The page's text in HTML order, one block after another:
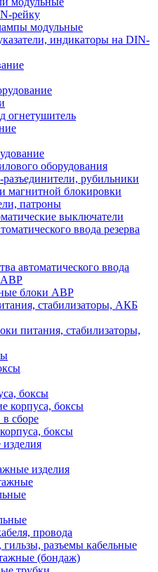
рейку
модульные
индикаторы на DIN-
огнетушитель
оборудования
рубильники
магнитной блокировки
патроны
выключатели
ввода резерва
автоматического ввода
АВР
блоки АВР
стабилизаторы, АКБ
питания, стабилизаторы,
боксы
корпуса, боксы
сборе
боксы
изделия
провода
разъемы кабельные
(бондаж)